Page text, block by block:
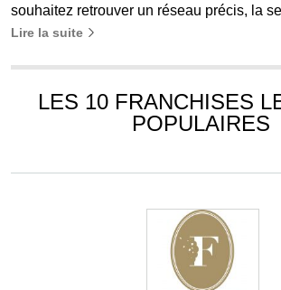
souhaitez retrouver un réseau précis, la
Lire la suite
LES 10 FRANCHISES
POPULAIRES